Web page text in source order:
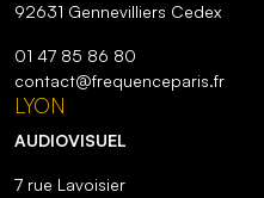
92631 Gennevilliers Cedex
01 47 85 86 80
contact@frequenceparis.fr
LYON
AUDIOVISUEL
7 rue Lavoisier